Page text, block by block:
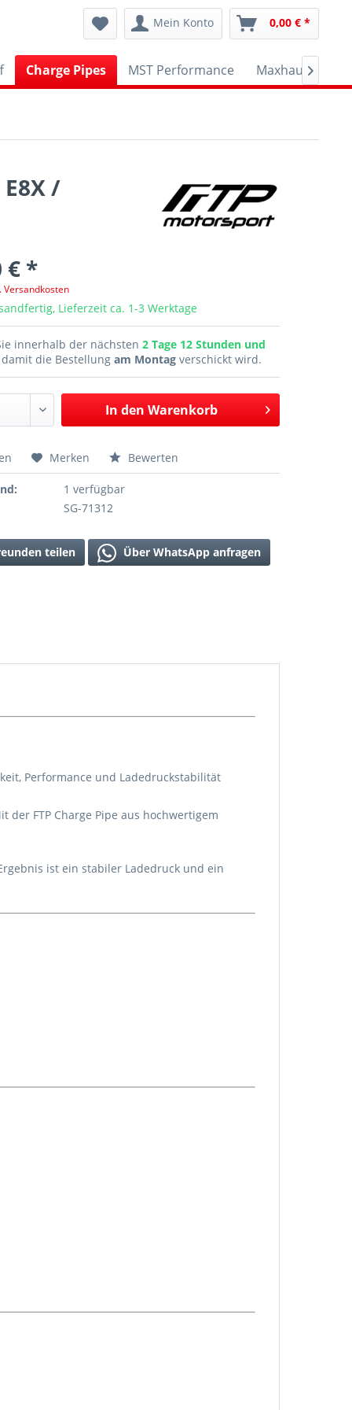
Mein Konto 0,00 € *
Charge Pipes MST Performance Maxhaust

/
€ *
Versandkosten
Lieferzeit ca. 1-3 Werktage
innerhalb der nächsten2 Tage 12 Stunden und
damit die Bestellungam Montag verschickt wird.
In den Warenkorb
Merken Bewerten
1 verfügbar
SG-71312
teilen Über WhatsApp anfragen
Performance und Ladedruckstabilität
FTP Charge Pipe aus hochwertigem
ist ein stabiler Ladedruck und ein